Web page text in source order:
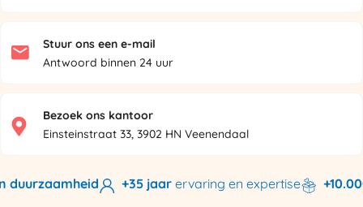
Stuur ons een e-mail
Antwoord binnen 24 uur
Bezoek ons kantoor
Einsteinstraat 33, 3902 HN Veenendaal
+35 jaarervaring en expertise